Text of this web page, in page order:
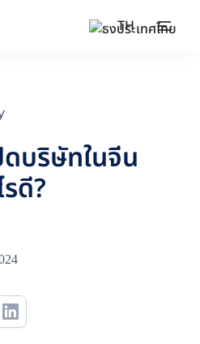
TH
บริษัทในจีน
ดี?